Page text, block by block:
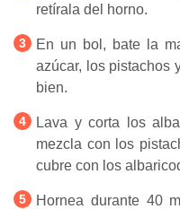
retírala del horno.
En un bol, bate la
azúcar, los pistachos
bien.
Lava y corta los
mezcla con los
cubre con los
Hornea durante 40